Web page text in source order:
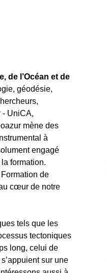
de l’Océan et de
géodésie,
- UniCA,
mène des
à
engagé
formation.
de
cœur de notre
tels que les
tectoniques
long, celui de
sur une